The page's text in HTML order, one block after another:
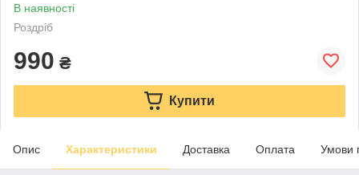
В наявності
Роздріб
990 ₴
Купити
Опис Характеристики Доставка Оплата Умови